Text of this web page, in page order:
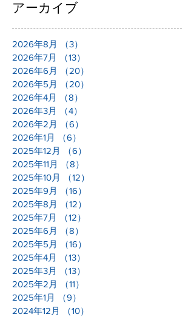
アーカイブ
2026年8月 （3）
2026年7月
（13）
2026年6月
（20）
2026年5月
（20）
2026年4月
（8）
2026年3月
（4）
2026年2月
（6）
2026年1月
（6）
2025年12月
（6）
2025年11月
（8）
2025年10月
（12）
2025年9月
（16）
2025年8月
（12）
2025年7月
（12）
2025年6月
（8）
2025年5月
（16）
2025年4月
（13）
2025年3月
（13）
2025年2月
（11）
2025年1月
（9）
2024年12月
（10）